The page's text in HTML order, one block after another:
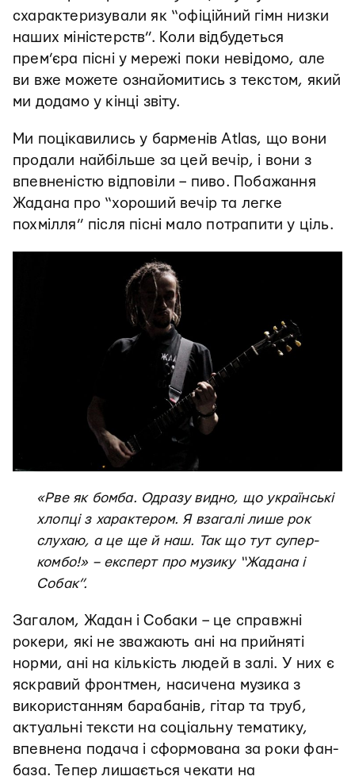
схарактеризували як “офіційний гімн низки
наших міністерств”. Коли відбудеться
прем’єра пісні у мережі поки невідомо, але
ви вже можете ознайомитись з текстом, який
ми додамо у кінці звіту.
Ми поцікавились у барменів Atlas, що вони
продали найбільше за цей вечір, і вони з
впевненістю відповіли – пиво. Побажання
Жадана про “хороший вечір та легке
похмілля” після пісні мало потрапити у ціль.
«Рве як бомба. Одразу видно, що українські
хлопці з характером. Я взагалі лише рок
слухаю, а це ще й наш. Так що тут супер-
комбо!» – експерт про музику “Жадана і
Собак”.
Загалом, Жадан і Собаки – це справжні
рокери, які не зважають ані на прийняті
норми, ані на кількість людей в залі. У них є
яскравий фронтмен, насичена музика з
використанням барабанів, гітар та труб,
актуальні тексти на соціальну тематику,
впевнена подача і сформована за роки фан-
база. Тепер лишається чекати на